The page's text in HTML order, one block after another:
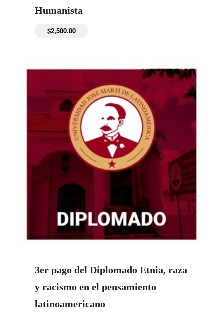
Humanista
$2,500.00
3er pago del Diplomado Etnia, raza
y racismo en el pensamiento
latinoamericano